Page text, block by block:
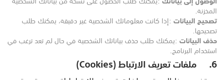
المخزنة.
تصحيح البيانات :إذا كانت معلوماتك الشخصية غير دقيقة، يمكنك طلب
تصحيحها.
حذف البيانات :يمكنك طلب حذف بياناتك الشخصية في حال لم تعد ترغب في
استخدام البرنامج.
6. ملفات تعريف الارتباط(Cookies)